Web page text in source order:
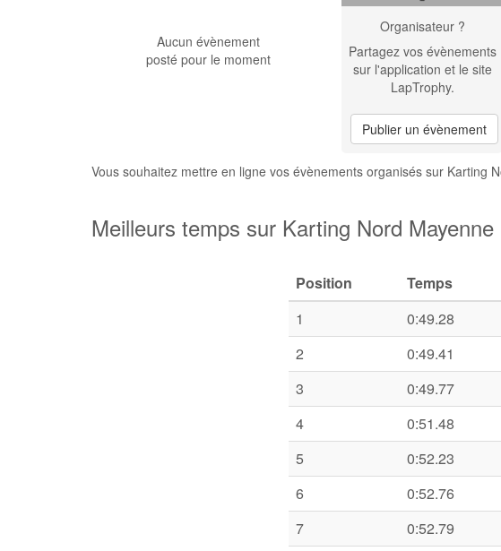
Aucun évènement
posté pour le moment
Organisateur ?
Partagez vos évènements
sur l'application et le site
LapTrophy.
Publier un évènement
Vous souhaitez mettre en ligne vos évènements organisés sur Karting
Meilleurs temps sur Karting Nord
Position Temps
1
0:49.28
2
0:49.41
3
0:49.77
4
0:51.48
5
0:52.23
6
0:52.76
7
0:52.79